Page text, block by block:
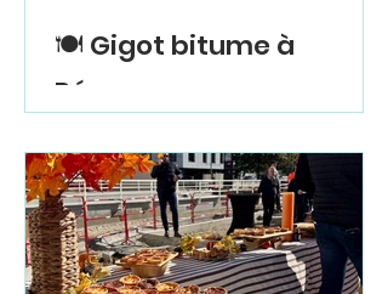
🍽️ Gigot bitume à
Pérouges : une
signée Eurovia